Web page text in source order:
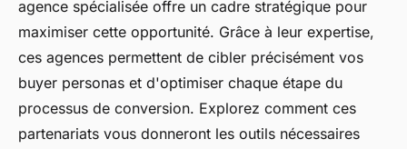
agence spécialisée offre un cadre stratégique pour
maximiser cette opportunité. Grâce à leur expertise,
ces agences permettent de cibler précisément vos
buyer personas et d'optimiser chaque étape du
processus de conversion. Explorez comment ces
partenariats vous donneront les outils nécessaires